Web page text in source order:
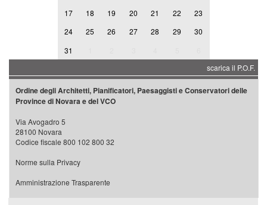
17
18 19 20 21 22
23
24
25 26 27 28 29
30
31
scarica il P.O.F.
Ordine degli Architetti, Pianificatori, Paesaggisti e Conservatori delle
Province di Novara e del VCO
Via Avogadro 5
28100 Novara
Codice fiscale 800 102 800 32
Norme sulla Privacy
Amministrazione Trasparente